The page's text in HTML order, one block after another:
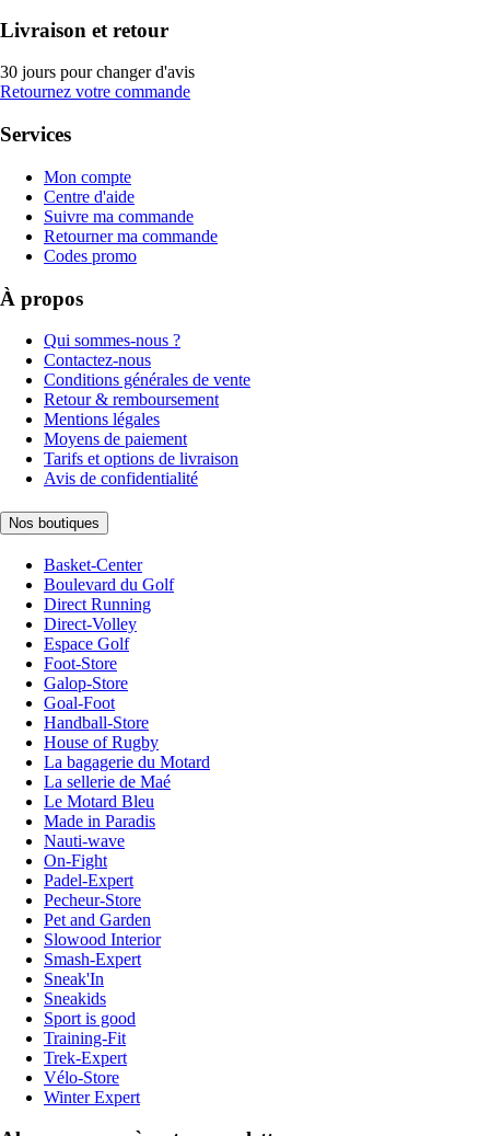
Livraison et retour
30 jours pour changer d'avis
Retournez votre commande
Services
Mon compte
Centre d'aide
Suivre ma commande
Retourner ma commande
Codes promo
À propos
Qui sommes-nous ?
Contactez-nous
Conditions générales de vente
Retour & remboursement
Mentions légales
Moyens de paiement
Tarifs et options de livraison
Avis de confidentialité
Nos boutiques
Basket-Center
Boulevard du Golf
Direct Running
Direct-Volley
Espace Golf
Foot-Store
Galop-Store
Goal-Foot
Handball-Store
House of Rugby
La bagagerie du Motard
La sellerie de Maé
Le Motard Bleu
Made in Paradis
Nauti-wave
On-Fight
Padel-Expert
Pecheur-Store
Pet and Garden
Slowood Interior
Smash-Expert
Sneak'In
Sneakids
Sport is good
Training-Fit
Trek-Expert
Vélo-Store
Winter Expert